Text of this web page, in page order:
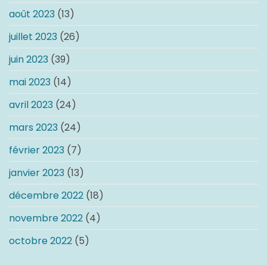
août 2023 (13)
juillet 2023 (26)
juin 2023 (39)
mai 2023 (14)
avril 2023 (24)
mars 2023 (24)
février 2023 (7)
janvier 2023 (13)
décembre 2022 (18)
novembre 2022 (4)
octobre 2022 (5)